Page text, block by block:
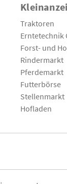
Traktoren
Erntetechnik
Forst- und
Rindermarkt
Pferdemarkt
Futterbörse
Stellenmarkt
Hofladen